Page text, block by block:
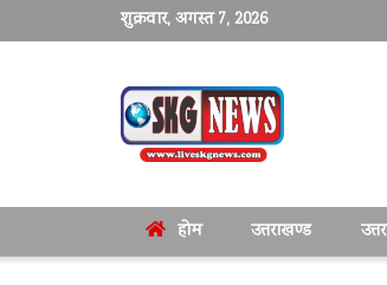
शुक्रवार, अगस्त 7, 2026
होम उत्तराखण्ड